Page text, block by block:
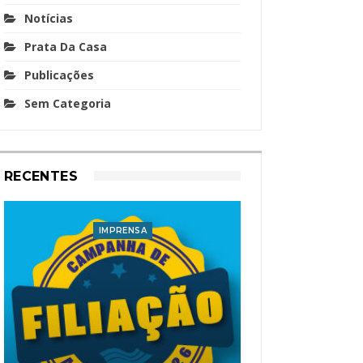
Notícias
Prata Da Casa
Publicações
Sem Categoria
RECENTES
IMPRENSA